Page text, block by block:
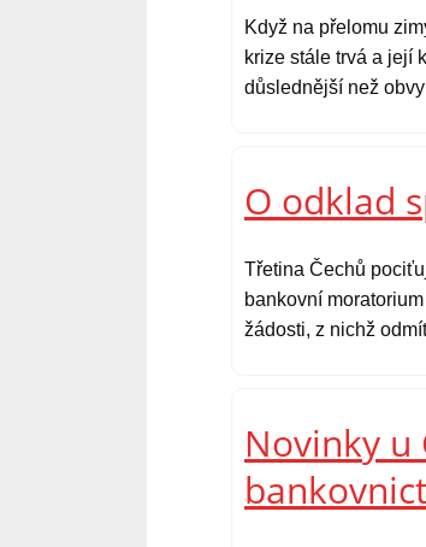
Když na přelomu
krize stále trvá a její
důslednější než
O odklad
Třetina Čechů
bankovní
žádosti, z nichž
Novinky